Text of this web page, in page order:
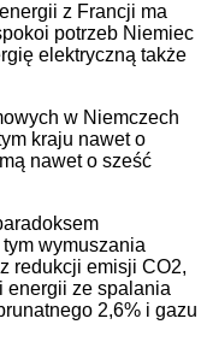
z Francji ma
potrzeb Niemiec
elektryczną także
w Niemczech
kraju nawet o
nawet o sześć
wymuszania
redukcji emisji CO2,
energii ze spalania
2,6% i gazu